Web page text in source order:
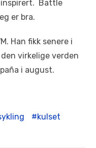
Battle
er bra.
Han fikk senere i
virkelige verden
i august.
kulset